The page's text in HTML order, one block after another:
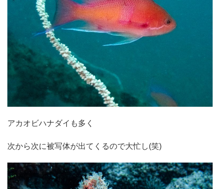
アカオビハナダイも多く
次から次に被写体が出てくるので大忙し(笑)